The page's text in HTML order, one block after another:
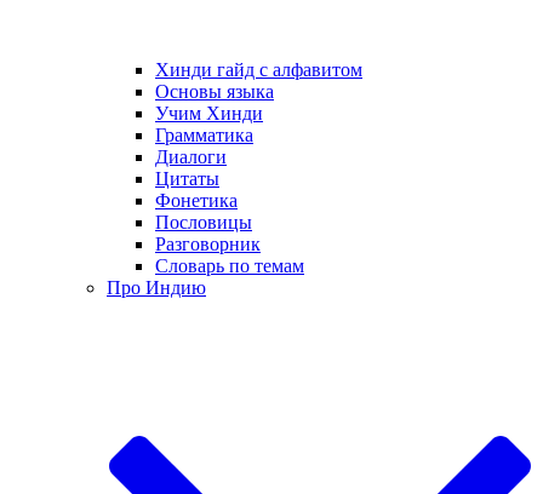
Хинди гайд с алфавитом
Основы языка
Учим Хинди
Грамматика
Диалоги
Цитаты
Фонетика
Пословицы
Разговорник
Словарь по темам
Про Индию